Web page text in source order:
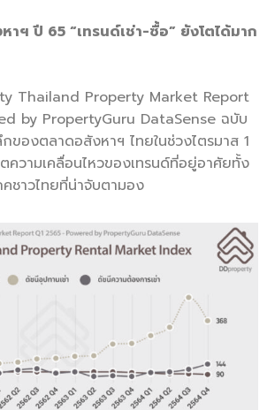
าฯ ปี 65 “เทรนด์เช่า-ซื้อ” ยังโตได้มาก
Thailand Property Market Report
by PropertyGuru DataSense ฉบับ
ของตลาดอสังหาฯ ไทยในช่วงไตรมาส 1
วามเคลื่อนไหวของเทรนด์ที่อยู่อาศัยทั้ง
คชาวไทยที่น่าจับตามอง